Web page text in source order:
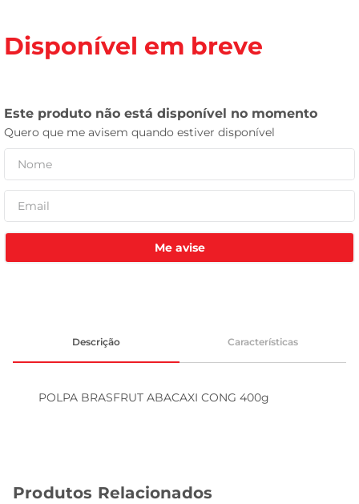
Disponível em breve
Me avise
Descrição Características
POLPA BRASFRUT ABACAXI CONG 400g
Produtos Relacionados
leite
tv